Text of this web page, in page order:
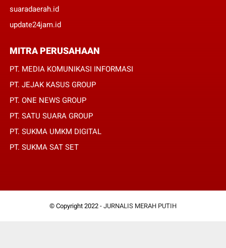
suaradaerah.id
update24jam.id
MITRA PERUSAHAAN
PT. MEDIA KOMUNIKASI INFORMASI
PT. JEJAK KASUS GROUP
PT. ONE NEWS GROUP
PT. SATU SUARA GROUP
PT. SUKMA UMKM DIGITAL
PT. SUKMA SAT SET
© Copyright 2022 - JURNALIS MERAH PUTIH